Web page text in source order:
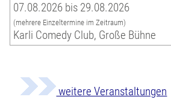
07.08.2026 bis 29.08.2026
(mehrere Einzeltermine im Zeitraum)
Karli Comedy Club, Große Bühne
weitere Veranstaltungen